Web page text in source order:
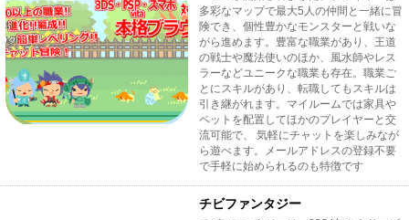
多彩なマップで最大5人の仲間と一緒に冒
険でき、個性豊かなモンスターと戦いな
がら進めます。豊富な職業があり、王道
の戦士や魔法使いのほか、風水師やレス
ラーなどユニークな職業も存在。職業ご
とにスキルがあり、転職してもスキルは
引き継がれます。マイルームでは家具や
ペットを配置してほかのプレイヤーと交
流可能で、 気軽にチャットを楽しみなが
ら遊べます。メールアドレスの登録不要
で手軽に始められるのも特徴です
チビファンタジー